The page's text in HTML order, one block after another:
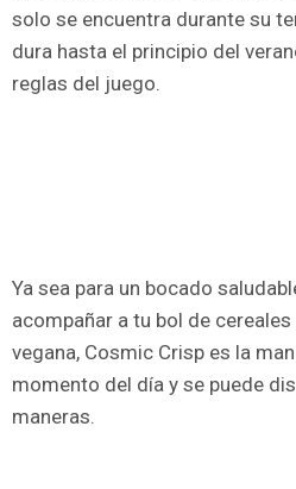
solo se encuentra durante su
dura hasta el principio del
reglas del juego.
Ya sea para un bocado
acompañar a tu bol de
vegana, Cosmic Crisp es la
momento del día y se puede
maneras.